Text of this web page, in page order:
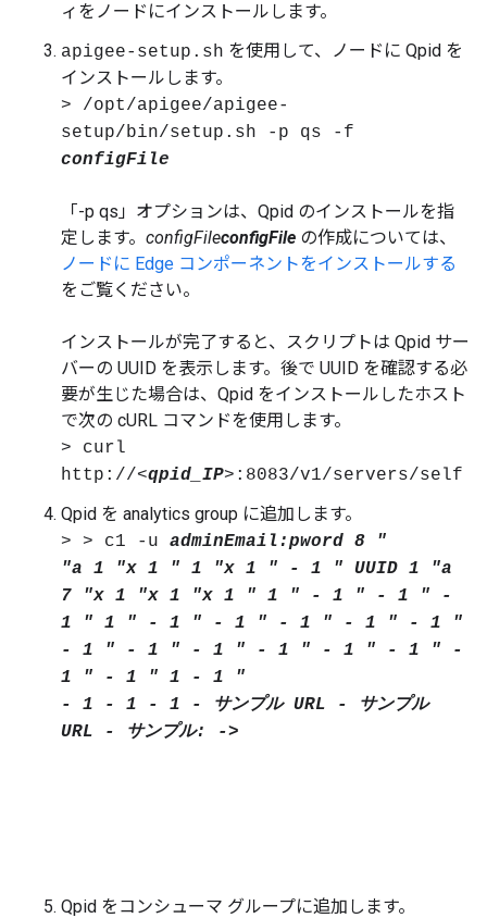
ィをノードにインストールします。
apigee-setup.sh を使用して、ノードに Qpid を
インストールします。
> /opt/apigee/apigee-
setup/bin/setup.sh -p qs -f
configFile
「-p qs」オプションは、Qpid のインストールを指
定します。 configFileconfigFile の作成については、
ノードに Edge コンポーネントをインストールする
をご覧ください。
インストールが完了すると、スクリプトは Qpid サー
バーの UUID を表示します。後で UUID を確認する必
要が生じた場合は、Qpid をインストールしたホスト
で次の cURL コマンドを使用します。
> curl
http://<qpid_IP>:8083/v1/servers/self
Qpid を analytics group に追加します。
> > c1 -u adminEmail:pword 8 "
"a 1 "x 1 " 1 "x 1 " - 1 " UUID 1 "a
7 "x 1 "x 1 "x 1 " 1 " - 1 " - 1 " -
1 " 1 " - 1 " - 1 " - 1 " - 1 " - 1 "
- 1 " - 1 " - 1 " - 1 " - 1 " - 1 " -
1 " - 1 " 1 - 1 "
- 1 - 1 - 1 - サンプル URL - サンプル
URL - サンプル: ->
Qpid をコンシューマ グループに追加します。